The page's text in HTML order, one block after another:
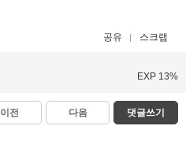
공유 스크랩
EXP 13%
이전 다음 댓글쓰기